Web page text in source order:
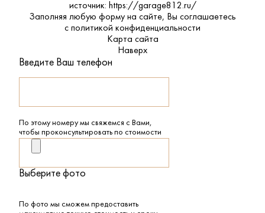
источник: https://garage812.ru/
Заполняя любую форму на сайте, Вы соглашаетесь
с политикой конфиденциальности
Карта сайта
Наверх
Введите Ваш телефон
По этому номеру мы свяжемся с Вами,
чтобы проконсультировать по стоимости
Выберите фото
По фото мы сможем предоставить